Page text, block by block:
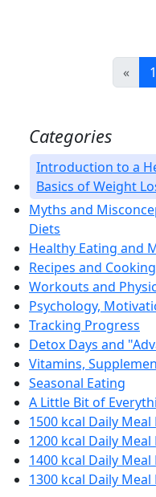
« 1
Categories
Introduction to a
Basics of Weight
Myths and
Diets
Healthy Eating and
Recipes and
Workouts and
Psychology,
Tracking Progress
Detox Days and
Vitamins,
Seasonal Eating
A Little Bit of
1500 kcal Daily Meal
1200 kcal Daily Meal
1400 kcal Daily Meal
1300 kcal Daily Meal